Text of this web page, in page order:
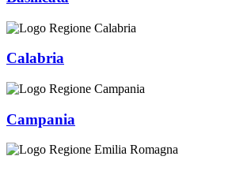
Calabria
Campania